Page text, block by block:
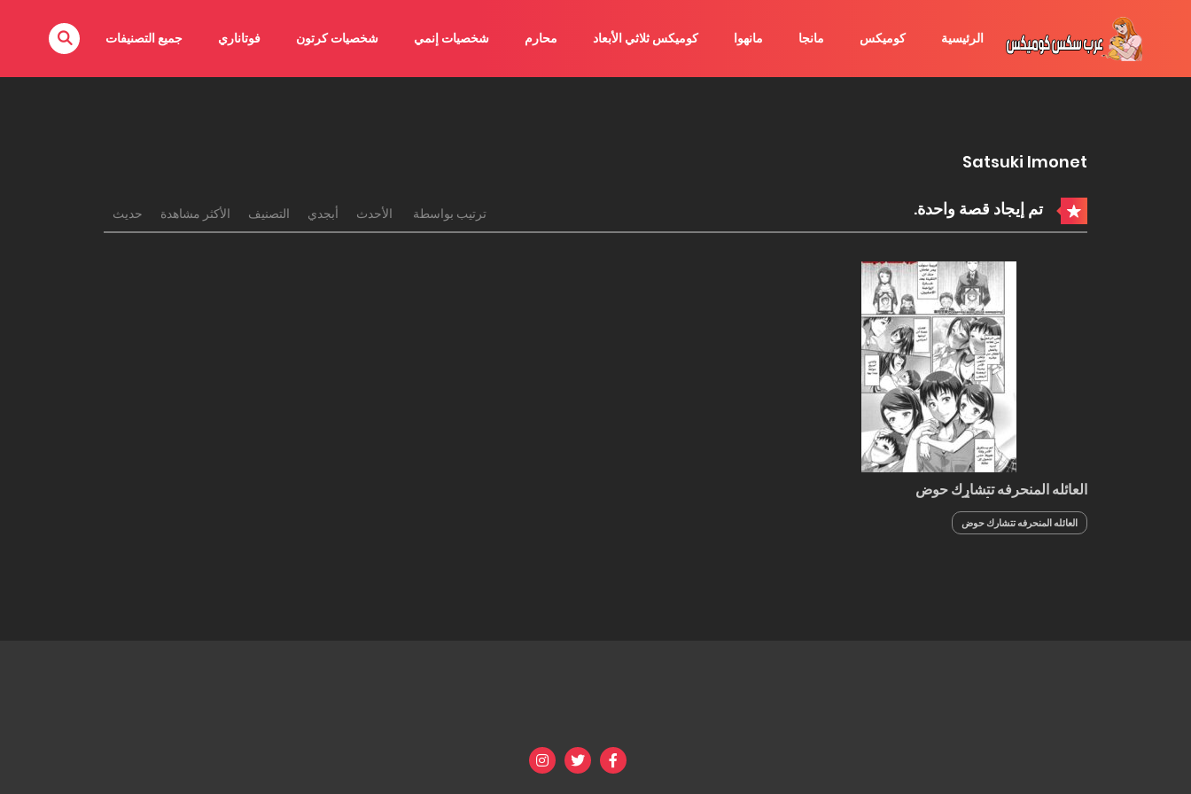
الرئيسية كوميكس مانجا مانهوا كوميكس ثلاثي الأبعاد محارم شخصيات إنمي شخصيات كرتون فوتاناري جميع التصنيفات
Satsuki Imonet
تم إيجاد قصة واحدة. ترتيب بواسطة الأحدث أبجدي التصنيف الأكثر مشاهدة حديث
العائله المنحرفه تتشارك حوض
الإستحمام والنيك أيضاً
العائله المنحرفه تتشارك حوض
الإستحمام والنيك أيضاً